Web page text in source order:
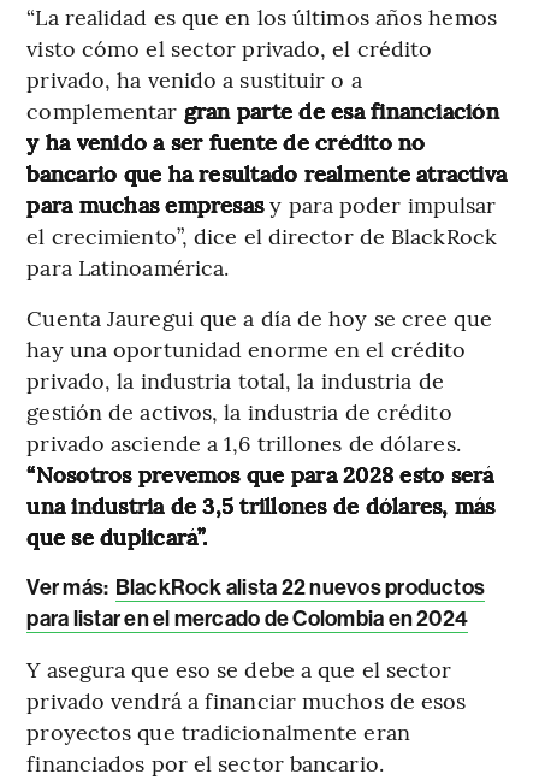
“La realidad es que en los últimos años hemos
visto cómo el sector privado, el crédito
privado, ha venido a sustituir o a
complementar gran parte de esa financiación
y ha venido a ser fuente de crédito no
bancario que ha resultado realmente atractiva
para muchas empresasy para poder impulsar
el crecimiento”, dice el director de BlackRock
para Latinoamérica.
Cuenta Jauregui que a día de hoy se cree que
hay una oportunidad enorme en el crédito
privado, la industria total, la industria de
gestión de activos, la industria de crédito
privado asciende a 1,6 trillones de dólares.
“Nosotros prevemos que para 2028 esto será
una industria de 3,5 trillones de dólares, más
que se duplicará”.
Ver más: BlackRock alista 22 nuevos productos
para listar en el mercado de Colombia en 2024
Y asegura que eso se debe a que el sector
privado vendrá a financiar muchos de esos
proyectos que tradicionalmente eran
financiados por el sector bancario.